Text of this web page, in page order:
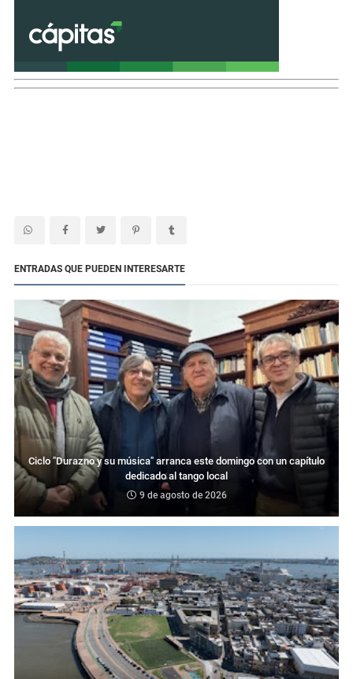
ENTRADAS QUE PUEDEN INTERESARTE
Ciclo "Durazno y su música" arranca este domingo con un capítulo
dedicado al tango local
9 de agosto de 2026